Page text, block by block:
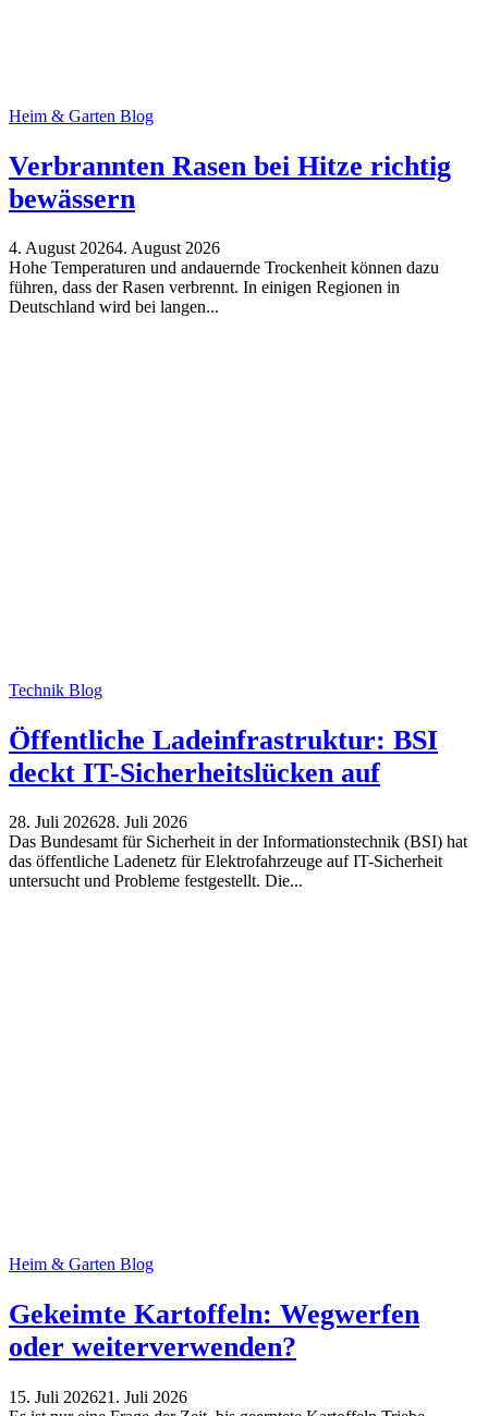
Heim & Garten Blog
Verbrannten Rasen bei Hitze richtig
bewässern
4. August 20264. August 2026
Hohe Temperaturen und andauernde Trockenheit können dazu
führen, dass der Rasen verbrennt. In einigen Regionen in
Deutschland wird bei langen...
Technik Blog
Öffentliche Ladeinfrastruktur: BSI
deckt IT-Sicherheitslücken auf
28. Juli 202628. Juli 2026
Das Bundesamt für Sicherheit in der Informationstechnik (BSI) hat
das öffentliche Ladenetz für Elektrofahrzeuge auf IT-Sicherheit
untersucht und Probleme festgestellt. Die...
Heim & Garten Blog
Gekeimte Kartoffeln: Wegwerfen
oder weiterverwenden?
15. Juli 202621. Juli 2026